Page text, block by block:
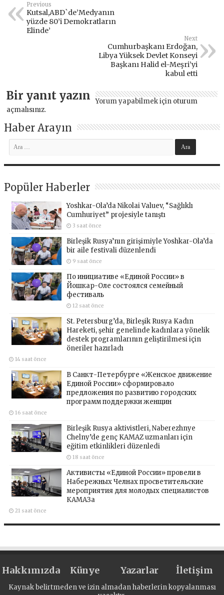
Previous
Kutsal,ABD`de’Medyanın
yüzde 80’i Demokratların
Elinde’
Next
Cumhurbaşkanı Erdoğan,
Libya Yüksek Devlet Konseyi
Başkanı Halid el-Meşri’yi
kabul etti
Bir yanıt yazın Yorum yapabilmek için oturum
açmalısınız.
Haber Arayın
Popüler Haberler
Yoshkar-Ola’da Nikolai Valuev, “Sağlıklı
Cumhuriyet” projesiyle tanıştı
3 saat önce
Birleşik Rusya’nın girişimiyle Yoshkar-Ola’da
bir aile festivali düzenlendi
9 saat önce
По инициативе «Единой России» в
Йошкар-Оле состоялся семейный
фестиваль
12 saat önce
St. Petersburg’da, Birleşik Rusya Kadın
Hareketi, şehir genelinde kadınlara yönelik
destek programlarının geliştirilmesi için
öneriler hazırladı
14 saat önce
В Санкт-Петербурге «Женское движение
Единой России» сформировало
предложения по развитию городских
программ поддержки женщин
16 saat önce
Birleşik Rusya aktivistleri, Naberezhnye
Chelny’de genç KAMAZ uzmanları için
eğitim etkinlikleri düzenledi
18 saat önce
Активисты «Единой России» провели в
Набережных Челнах просветительские
мероприятия для молодых специалистов
КАМАЗа
21 saat önce
Hakkımızda Künye Yazarlar İletişim
Kaynak belirtmeden ve izin almadan haberlerin kopyalanması